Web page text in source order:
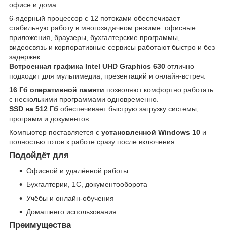
офисе и дома.
6-ядерный процессор с 12 потоками обеспечивает
стабильную работу в многозадачном режиме: офисные
приложения, браузеры, бухгалтерские программы,
видеосвязь и корпоративные сервисы работают быстро и без
задержек.
Встроенная графика Intel UHD Graphics 630 отлично
подходит для мультимедиа, презентаций и онлайн-встреч.
16 Гб оперативной памяти позволяют комфортно работать
с несколькими программами одновременно.
SSD на 512 Гб обеспечивает быструю загрузку системы,
программ и документов.
Компьютер поставляется с установленной Windows 10 и
полностью готов к работе сразу после включения.
Подойдёт для
Офисной и удалённой работы
Бухгалтерии, 1С, документооборота
Учёбы и онлайн-обучения
Домашнего использования
Преимущества